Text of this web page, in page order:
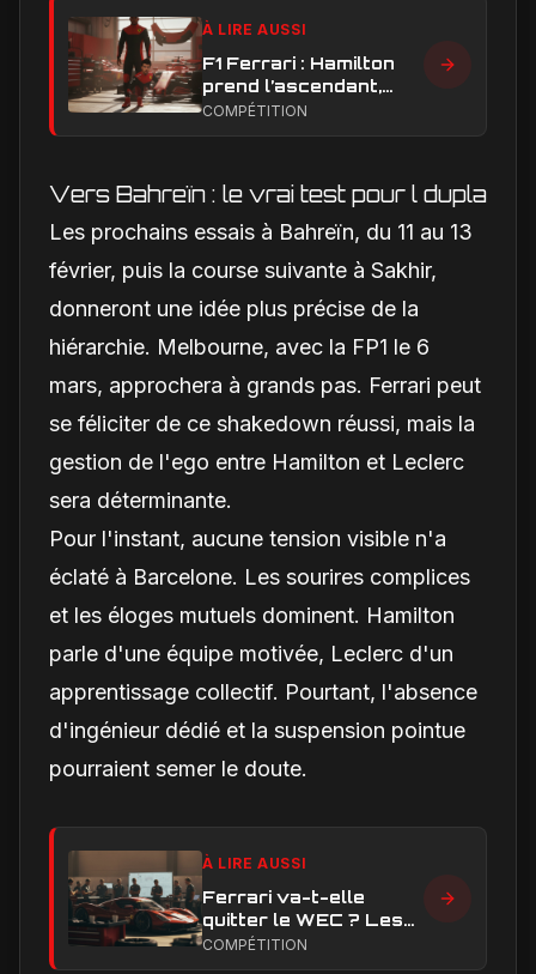
À LIRE AUSSI
F1 Ferrari : Hamilton
prend l’ascendant,
Leclerc sous pression
COMPÉTITION
Vers Bahreïn : le vrai test pour l dupla
Les prochains essais à Bahreïn, du 11 au 13
février, puis la course suivante à Sakhir,
donneront une idée plus précise de la
hiérarchie. Melbourne, avec la FP1 le 6
mars, approchera à grands pas. Ferrari peut
se féliciter de ce shakedown réussi, mais la
gestion de l'ego entre Hamilton et Leclerc
sera déterminante.
Pour l'instant, aucune tension visible n'a
éclaté à Barcelone. Les sourires complices
et les éloges mutuels dominent. Hamilton
parle d'une équipe motivée, Leclerc d'un
apprentissage collectif. Pourtant, l'absence
d'ingénieur dédié et la suspension pointue
pourraient semer le doute.
À LIRE AUSSI
Ferrari va-t-elle
quitter le WEC ? Les
vrais enjeux
COMPÉTITION